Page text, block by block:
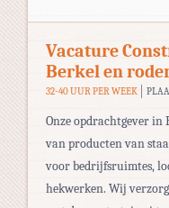
Vacature
Berkel en
32-40 UUR PER WEEK
Onze opdrachtgever in
van producten van
voor bedrijfsruimtes,
hekwerken. Wij